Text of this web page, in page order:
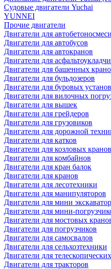
Судовые двигатели Yuchai
YUNNEI
Прочие двигатели
Двигатели для
Двигатели для автобусов
Двигатели для автокранов
Двигатели для
Двигатели для башенных
Двигатели для бульдозеров
Двигатели для буровых
Двигатели для вилочных
Двигатели для вышек
Двигатели для грейдеров
Двигатели для грузовиков
Двигатели для дорожной
Двигатели для катков
Двигатели для козловых кранов
Двигатели для комбайнов
Двигатели для кран балок
Двигатели для кранов
Двигатели для лесотехники
Двигатели для манипуляторов
Двигатели для мини
Двигатели для мини-
Двигатели для мостовых
Двигатели для погрузчиков
Двигатели для самосвалов
Двигатели для сельхозтехники
Двигатели для
Двигатели для тракторов